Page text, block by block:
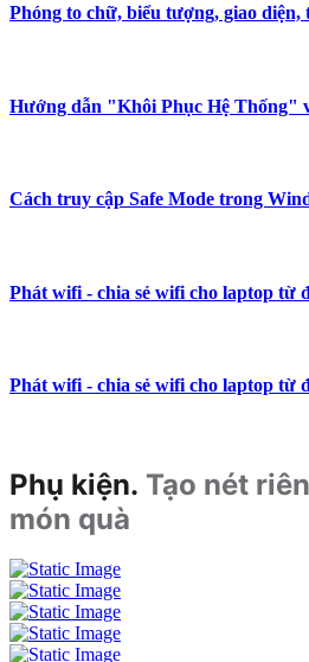
Phóng to chữ, biểu tượng, giao diện,
Hướng dẫn "Khôi Phục Hệ Thống"
Cách truy cập Safe Mode trong
Phát wifi - chia sẻ wifi cho laptop từ
Phát wifi - chia sẻ wifi cho laptop từ
Phụ kiện. Tạo nét
món quà